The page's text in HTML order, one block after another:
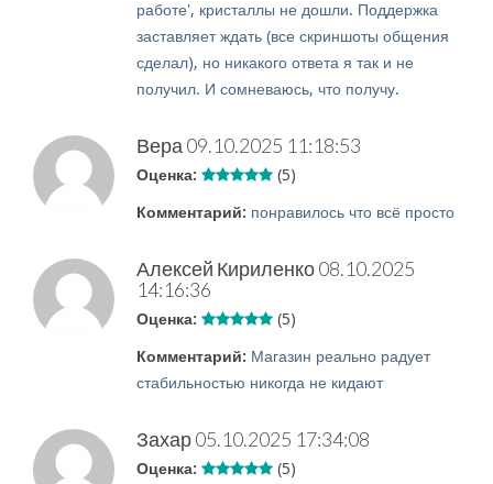
работе', кристаллы не дошли. Поддержка
заставляет ждать (все скриншоты общения
сделал), но никакого ответа я так и не
получил. И сомневаюсь, что получу.
Вера 09.10.2025 11:18:53
Оценка: (5)
Комментарий: понравилось что всё просто
Алексей Кириленко08.10.2025
14:16:36
Оценка: (5)
Комментарий: Магазин реально радует
стабильностью никогда не кидают
Захар05.10.2025 17:34:08
Оценка: (5)